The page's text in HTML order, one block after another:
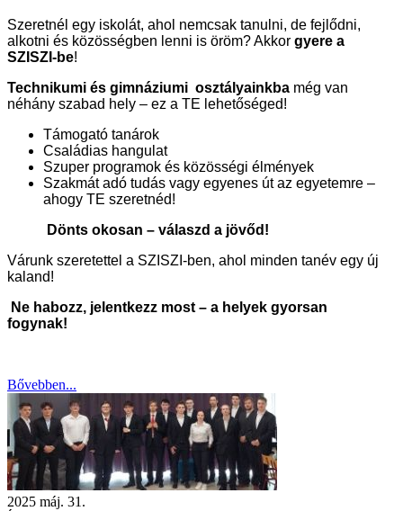
Szeretnél egy iskolát, ahol nemcsak tanulni, de fejlődni,
alkotni és közösségben lenni is öröm? Akkor gyere a
SZISZI-be!
Technikumi és gimnáziumi osztályainkba még van
néhány szabad hely – ez a TE lehetőséged!
Támogató tanárok
Családias hangulat
Szuper programok és közösségi élmények
Szakmát adó tudás vagy egyenes út az egyetemre –
ahogy TE szeretnéd!
Dönts okosan – válaszd a jövőd!
Várunk szeretettel a SZISZI-ben, ahol minden tanév egy új
kaland!
Ne habozz, jelentkezz most – a helyek gyorsan
fogynak!
Bővebben...
2025 máj. 31.